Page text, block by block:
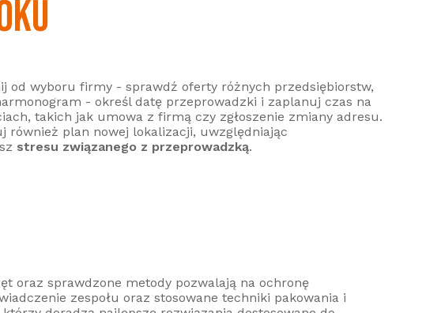
od wyboru firmy - sprawdź oferty różnych przedsiębiorstw,
- określ datę przeprowadzki i zaplanuj czas na
takich jak umowa z firmą czy zgłoszenie zmiany adresu.
również plan nowej lokalizacji, uwzględniając
stresu związanego z przeprowadzką.
oraz sprawdzone metody pozwalają na ochronę
zespołu oraz stosowane techniki pakowania i